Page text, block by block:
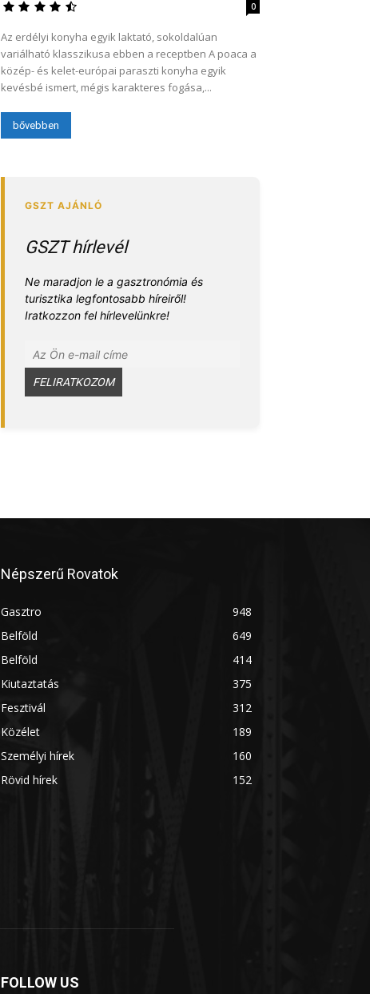
0
Az erdélyi konyha egyik laktató, sokoldalúan
variálható klasszikusa ebben a receptben A poaca a
közép- és kelet-európai paraszti konyha egyik
kevésbé ismert, mégis karakteres fogása,...
bővebben
GSZT hírlevél
Ne maradjon le a gasztronómia és
turisztika legfontosabb híreiről!
Iratkozzon fel hírlevelünkre!
Népszerű Rovatok
Gasztro
948
Belföld
649
Belföld
414
Kiutaztatás
375
Fesztivál
312
Közélet
189
Személyi hírek
160
Rövid hírek
152
FOLLOW US